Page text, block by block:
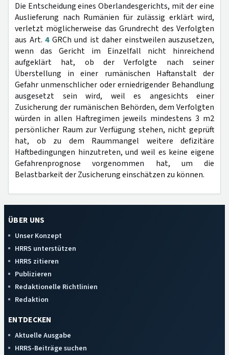
Die Entscheidung eines Oberlandesgerichts, mit der eine
Auslieferung nach Rumänien für zulässig erklärt wird,
verletzt möglicherweise das Grundrecht des Verfolgten
aus Art. 4GRCh und ist daher einstweilen auszusetzen,
wenn das Gericht im Einzelfall nicht hinreichend
aufgeklärt hat, ob der Verfolgte nach seiner
Überstellung in einer rumänischen Haftanstalt der
Gefahr unmenschlicher oder erniedrigender Behandlung
ausgesetzt sein wird, weil es angesichts einer
Zusicherung der rumänischen Behörden, dem Verfolgten
würden in allen Haftregimen jeweils mindestens 3 m2
persönlicher Raum zur Verfügung stehen, nicht geprüft
hat, ob zu dem Raummangel weitere defizitäre
Haftbedingungen hinzutreten, und weil es keine eigene
Gefahrenprognose vorgenommen hat, um die
Belastbarkeit der Zusicherung einschätzen zu können.
ÜBER UNS
Unser Konzept
HRRS unterstützen
HRRS zitieren
Publizieren
Redaktionelle Richtlinien
Redaktion
ENTDECKEN
Aktuelle Ausgabe
HRRS-Beiträge suchen